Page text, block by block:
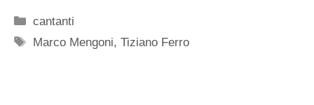
Categorie
cantanti
Tag
Marco Mengoni,Tiziano Ferro